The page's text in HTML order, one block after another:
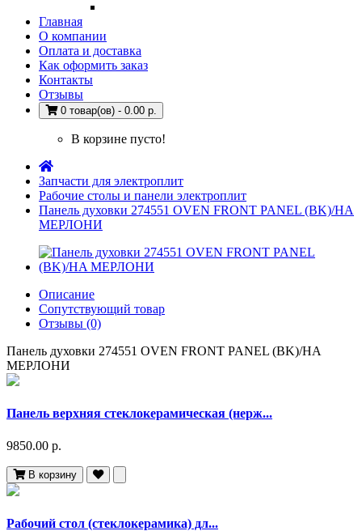
Главная
О компании
Оплата и доставка
Как оформить заказ
Контакты
Отзывы
0 товар(ов) - 0.00 р.
В корзине пусто!
Запчасти для электроплит
Рабочие столы и панели электроплит
Панель духовки 274551 OVEN FRONT PANEL (BK)/HA
МЕРЛОНИ
Описание
Сопутствующий товар
Отзывы (0)
Панель духовки 274551 OVEN FRONT PANEL (BK)/HA
МЕРЛОНИ
Панель верхняя стеклокерамическая (нерж...
9850.00 р.
В корзину
Рабочий стол (стеклокерамика) дл...